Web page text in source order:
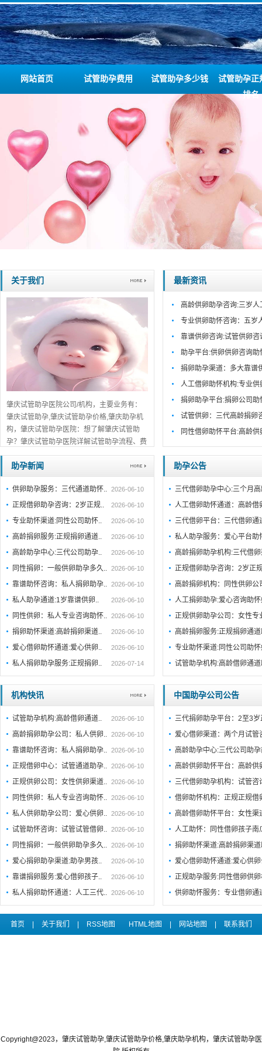
网站首页 试管助孕费用 试管助孕多少钱
试管助孕正
排名
关于我们
肇庆试管助孕医院公司/机构，主要业务有：
肇庆试管助孕,肇庆试管助孕价格,肇庆助孕机
构，肇庆试管助孕医院：想了解肇庆试管助
孕？肇庆试管助孕医院详解试管助孕流程、费
用及成功率。肇庆正规机构推荐，助您早日好
孕，点击查看。...
最新资讯
高龄供卵助孕咨询:三岁
专业供卵助怀咨询：五岁
靠谱供卵咨询:试管供卵
助孕平台:供卵供卵咨询
捐卵助孕渠道：多大靠谱
人工借卵助怀机构:专业
捐卵助孕平台:捐卵公司
试管供卵：三代高龄捐卵
同性借卵助怀平台:高龄
助孕新闻
供卵助孕服务：三代通道助怀.. 2026-06-10
正规借卵助孕咨询：2岁正规.. 2026-06-10
专业助怀渠道:同性公司助怀.. 2026-06-10
高龄捐卵服务:正规捐卵通道.. 2026-06-10
高龄助孕中心:三代公司助孕.. 2026-06-10
同性捐卵：一般供卵助孕多久.. 2026-06-10
靠谱助怀咨询：私人捐卵助孕.. 2026-06-10
私人助孕通道:1岁靠谱供卵.. 2026-06-10
同性供卵：私人专业咨询助怀.. 2026-06-10
捐卵助怀渠道:高龄捐卵渠道.. 2026-06-10
爱心借卵助怀通道:爱心供卵.. 2026-06-10
私人捐卵助孕服务:正规捐卵.. 2026-07-14
助孕公告
三代借卵助孕中心:三个月
人工借卵助怀通道：高龄
三代借卵平台：三代借卵
私人助孕服务：爱心平台助
高龄捐卵助孕机构:三代借
正规借卵助孕咨询：2岁正
高龄捐卵机构：同性供卵
人工捐卵助孕:爱心咨询助
正规供卵助孕公司：女性
高龄捐卵服务:正规捐卵通
专业助怀渠道:同性公司助
试管助孕机构:高龄借卵通
机构快讯
试管助孕机构:高龄借卵通道.. 2026-06-10
高龄捐卵助孕公司：私人供卵.. 2026-06-10
靠谱助怀咨询：私人捐卵助孕.. 2026-06-10
正规借卵中心：试管通道助孕.. 2026-06-10
正规供卵公司：女性供卵渠道.. 2026-06-10
同性供卵：私人专业咨询助怀.. 2026-06-10
私人供卵助孕公司：爱心供卵.. 2026-06-10
试管助怀咨询：试管试管借卵.. 2026-06-10
同性捐卵：一般供卵助孕多久.. 2026-06-10
爱心捐卵助孕渠道:助孕男孩.. 2026-06-10
靠谱捐卵服务:爱心借卵孩子.. 2026-06-10
私人捐卵助怀通道：人工三代.. 2026-06-10
中国助孕公司公告
三代捐卵助孕平台：2至3
爱心借卵渠道：两个月试
高龄助孕中心:三代公司助
高龄供卵助怀平台：高龄
三代借卵助孕机构：试管
借卵助怀机构：正规正规
高龄借卵助怀平台：女性
人工助怀：同性借卵孩子南
捐卵助怀渠道:高龄捐卵渠
爱心借卵助怀通道:爱心供
正规助孕服务:同性借卵供
供卵助怀服务：专业借卵
首页 关于我们 RSS地图 HTML地图 网站地图 联系我们
Copyright@2023，肇庆试管助孕,肇庆试管助孕价格,肇庆助孕机构，肇庆试管助孕医